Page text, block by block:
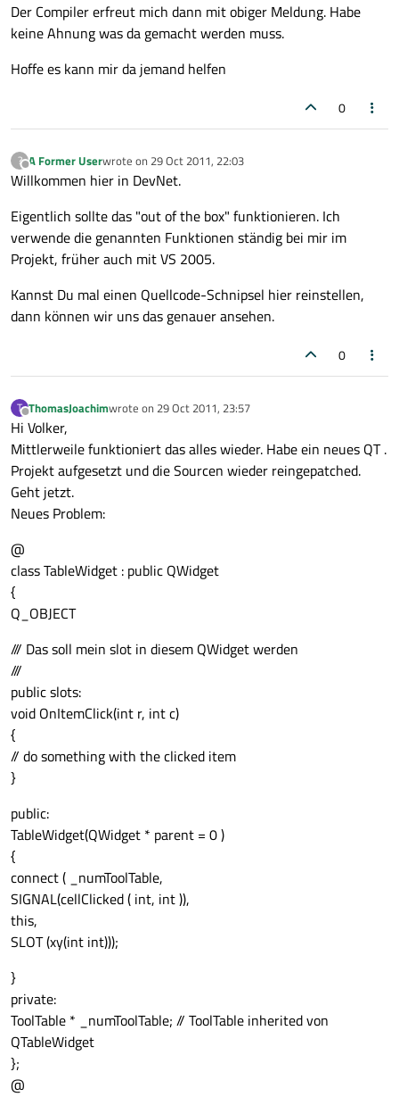
Der Compiler erfreut mich dann mit obiger Meldung. Habe
keine Ahnung was da gemacht werden muss.
Hoffe es kann mir da jemand helfen
0
?
Offline
A Former Userwrote on 29 Oct 2011, 22:03
last edited by
Willkommen hier in DevNet.
Eigentlich sollte das "out of the box" funktionieren. Ich
verwende die genannten Funktionen ständig bei mir im
Projekt, früher auch mit VS 2005.
Kannst Du mal einen Quellcode-Schnipsel hier reinstellen,
dann können wir uns das genauer ansehen.
0
T
Offline
ThomasJoachimwrote on 29 Oct 2011, 23:57
last edited by
Hi Volker,
Mittlerweile funktioniert das alles wieder. Habe ein neues QT .
Projekt aufgesetzt und die Sourcen wieder reingepatched.
Geht jetzt.
Neues Problem:
@
class TableWidget : public QWidget
{
Q_OBJECT
/// Das soll mein slot in diesem QWidget werden
///
public slots:
void OnItemClick(int r, int c)
{
// do something with the clicked item
}
public:
TableWidget(QWidget * parent = 0 )
{
connect ( _numToolTable,
SIGNAL(cellClicked ( int, int )),
this,
SLOT (xy(int int)));
}
private:
ToolTable * _numToolTable; // ToolTable inherited von
QTableWidget
};
@